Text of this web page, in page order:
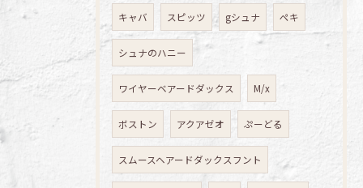
キャバ スピッツ gシュナ ペキ
シュナのハニー
ワイヤーベアードダックス M/x
ボストン アクアゼオ ぷーどる
スムースヘアードダックスフント